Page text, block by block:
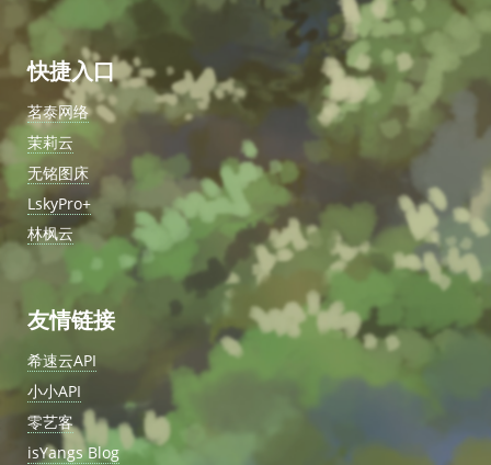
快捷入口
茗泰网络
茉莉云
无铭图床
LskyPro+
林枫云
友情链接
希速云API
小小API
零艺客
isYangs Blog